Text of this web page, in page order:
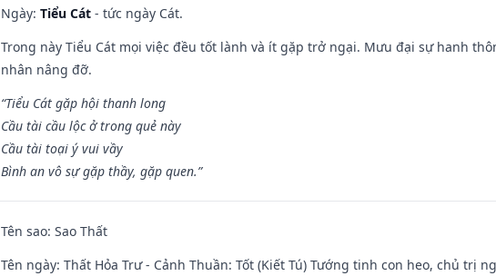
Ngày: Tiểu Cát - tức ngày Cát.
Trong này Tiểu Cát mọi việc đều tốt lành và ít gặp trở ngại. Mưu đại sự hanh
nhân nâng đỡ.
“Tiểu Cát gặp hội thanh long
Cầu tài cầu lộc ở trong quẻ này
Cầu tài toại ý vui vầy
Bình an vô sự gặp thầy, gặp quen.”
Tên sao: Sao Thất
Tên ngày: Thất Hỏa Trư - Cảnh Thuần: Tốt (Kiết Tú) Tướng tinh con heo, chủ trị